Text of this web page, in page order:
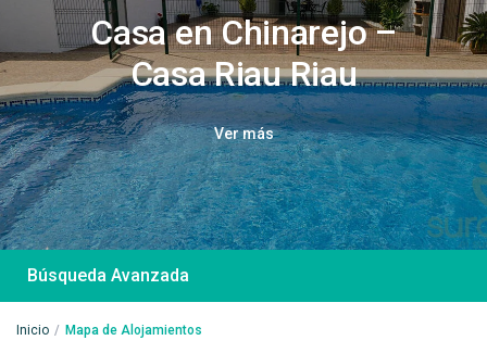
Casa en Chinarejo –
Casa Riau Riau
Ver más
Búsqueda Avanzada
Inicio Mapa de Alojamientos